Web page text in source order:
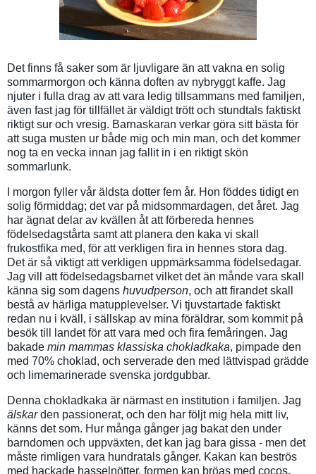
Det finns få saker som är ljuvligare än att vakna en solig
sommarmorgon och känna doften av nybryggt kaffe. Jag
njuter i fulla drag av att vara ledig tillsammans med familjen,
även fast jag för tillfället är väldigt trött och stundtals faktiskt
riktigt sur och vresig. Barnaskaran verkar göra sitt bästa för
att suga musten ur både mig och min man, och det kommer
nog ta en vecka innan jag fallit in i en riktigt skön
sommarlunk.
I morgon fyller vår äldsta dotter fem år. Hon föddes tidigt en
solig förmiddag; det var på midsommardagen, det året. Jag
har ägnat delar av kvällen åt att förbereda hennes
födelsedagstårta samt att planera den kaka vi skall
frukostfika med, för att verkligen fira in hennes stora dag.
Det är så viktigt att verkligen uppmärksamma födelsedagar.
Jag vill att födelsedagsbarnet vilket det än månde vara skall
känna sig som dagens huvudperson, och att firandet skall
bestå av härliga matupplevelser. Vi tjuvstartade faktiskt
redan nu i kväll, i sällskap av mina föräldrar, som kommit på
besök till landet för att vara med och fira femåringen. Jag
bakade min mammas klassiska chokladkaka, pimpade den
med 70% choklad, och serverade den med lättvispad grädde
och limemarinerade svenska jordgubbar.
Denna chokladkaka är närmast en institution i familjen. Jag
älskarden passionerat, och den har följt mig hela mitt liv,
känns det som. Hur många gånger jag bakat den under
barndomen och uppväxten, det kan jag bara gissa - men det
måste rimligen vara hundratals gånger. Kakan kan beströs
med hackade hasselnötter, formen kan bröas med cocos,